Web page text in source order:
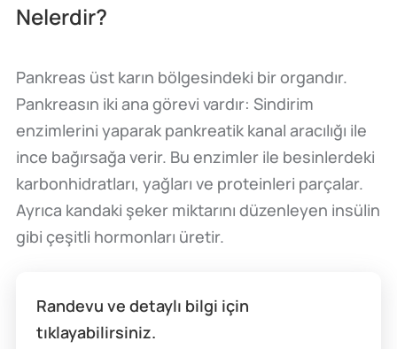
Nelerdir?
Pankreas üst karın bölgesindeki bir organdır.
Pankreasın iki ana görevi vardır: Sindirim
enzimlerini yaparak pankreatik kanal aracılığı ile
ince bağırsağa verir. Bu enzimler ile besinlerdeki
karbonhidratları, yağları ve proteinleri parçalar.
Ayrıca kandaki şeker miktarını düzenleyen insülin
gibi çeşitli hormonları üretir.
Randevu ve detaylı bilgi için
tıklayabilirsiniz.